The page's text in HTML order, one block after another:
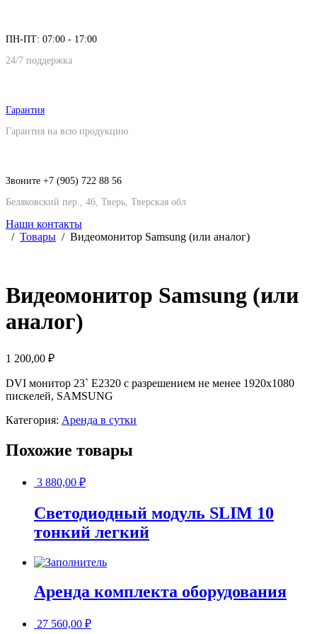
ПН-ПТ: 07:00 - 17:00
24/7 поддержка
Гарантия
Гарантия на всю продукцию
Звоните +7 (905) 722 88 56
Беляковский пер., 46, Тверь, Тверская обл
Наши контакты
Товары
Видеомонитор Samsung (или аналог)
Видеомонитор Samsung (или
аналог)
1 200,00 ₽
DVI монитор 23` E2320 c разрешением не менее 1920х1080
пискелей, SAMSUNG
Категория: Аренда в сутки
Похожие товары
3 880,00 ₽
Светодиодный модуль SLIM 10
тонкий легкий
Аренда комплекта оборудования
27 560,00 ₽